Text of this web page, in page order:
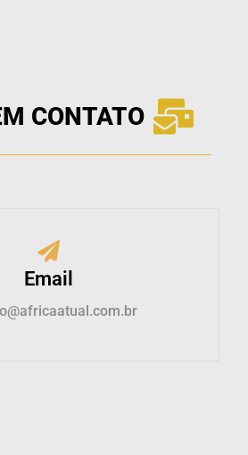
CONTATO
Email